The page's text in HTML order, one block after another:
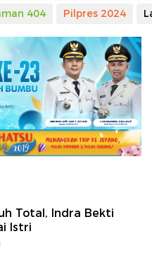
404 Pilpres 2024
Total, Indra Bekti
Istri